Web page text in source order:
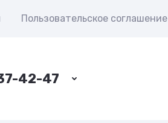
Пользовательское соглашение
42-47